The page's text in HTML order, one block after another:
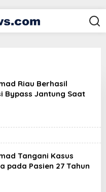
Riau Berhasil
Bypass Jantung Saat
Tangani Kasus
pada Pasien 27 Tahun